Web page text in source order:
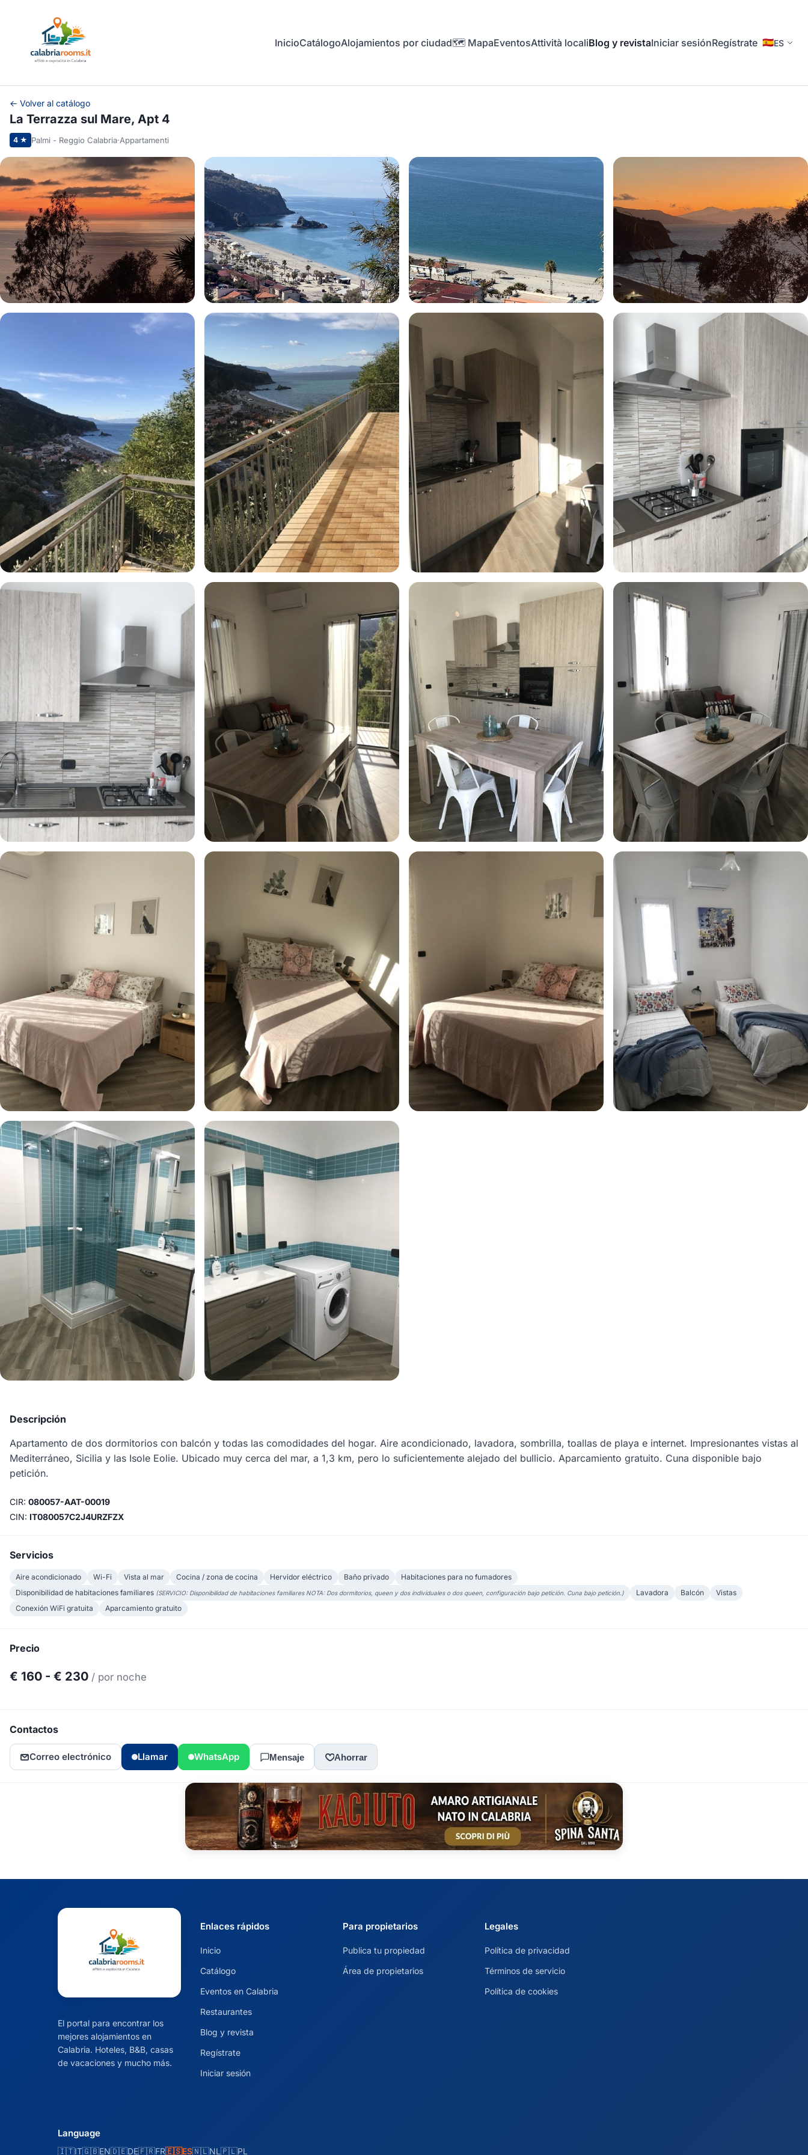
InicioCatálogoAlojamientos por ciudad🗺️ MapaEventosAttività localiBlog y revistaIniciar sesiónRegístrate 🇪🇸ES
← Volver al catálogo
La Terrazza sul Mare, Apt 4
4 ★ Palmi - Reggio Calabria·Appartamenti
Descripción
Apartamento de dos dormitorios con balcón y todas las comodidades del hogar. Aire acondicionado, lavadora, sombrilla, toallas de playa e internet. Impresionantes vistas al
Mediterráneo, Sicilia y las Isole Eolie. Ubicado muy cerca del mar, a 1,3 km, pero lo suficientemente alejado del bullicio. Aparcamiento gratuito. Cuna disponible bajo
petición.
CIR: 080057-AAT-00019
CIN: IT080057C2J4URZFZX
Servicios
Aire acondicionado Wi-Fi Vista al mar Cocina / zona de cocina Hervidor eléctrico Baño privado
Habitaciones para no fumadores
Disponibilidad de habitaciones familiares (SERVICIO: Disponibilidad de habitaciones familiares NOTA: Dos dormitorios, queen y dos individuales o dos queen, configuración bajo petición. Cuna bajo petición.) Lavadora Balcón
Vistas
Conexión WiFi gratuita
Aparcamiento gratuito
Precio
€ 160 - € 230 / por noche
Contactos
Correo electrónico Llamar WhatsApp Mensaje Ahorrar
El portal para encontrar los
mejores alojamientos en
Calabria. Hoteles, B&B, casas
de vacaciones y mucho más.
Enlaces rápidos
Inicio
Catálogo
Eventos en Calabria
Restaurantes
Blog y revista
Regístrate
Iniciar sesión
Para propietarios
Publica tu propiedad
Área de propietarios
Legales
Política de privacidad
Términos de servicio
Política de cookies
Language
🇮🇹IT🇬🇧EN🇩🇪DE🇫🇷FR🇪🇸ES🇳🇱NL🇵🇱PL